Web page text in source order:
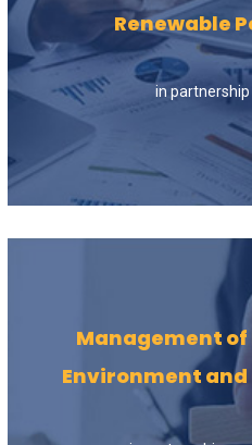
Renewable
in
Management
Environment